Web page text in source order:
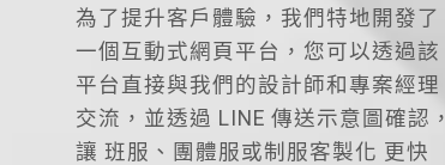
為了提升客戶體驗，我們特地開發了
一個互動式網頁平台，您可以透過該
平台直接與我們的設計師和專案經理
交流，並透過 LINE 傳送示意圖確認，
讓 班服、團體服或制服客製化 更快